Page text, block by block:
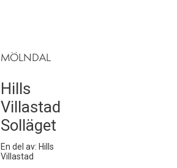
MÖLNDAL
Hills
Villastad
Solläget
En del av: Hills
Villastad